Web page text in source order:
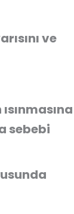
ve
sebebi